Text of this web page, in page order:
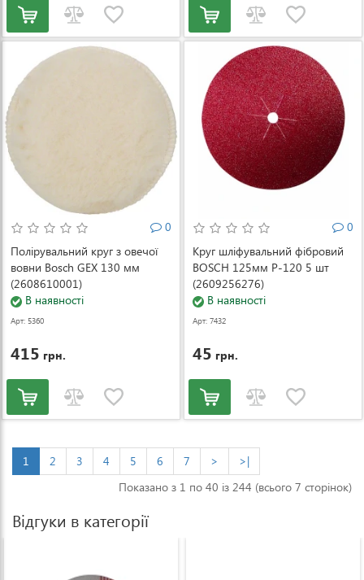
0
Полірувальний круг з овечої
вовни Bosch GEX 130 мм
(2608610001)
В наявності
Арт: 5360
415 грн.
0
Круг шліфувальний фібровий
BOSCH 125мм Р-120 5 шт
(2609256276)
В наявності
Арт: 7432
45 грн.
1 2 3 4 5 6 7 >
>|
Показано з 1 по 40 із 244 (всього 7 сторінок)
Відгуки в категорії